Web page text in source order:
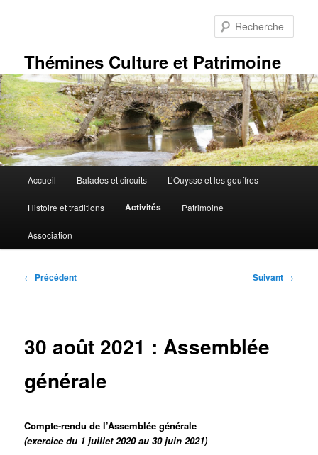
Thémines Culture et Patrimoine
principal
Accueil Balades et circuits L’Ouysse et les gouffres
Histoire et traditions Activités Patrimoine
Association
Navigation
← Précédent Suivant →
30 août 2021 : Assemblée
générale
Compte-rendu de l’Assemblée générale
(exercice du 1 juillet 2020 au 30 juin 2021)